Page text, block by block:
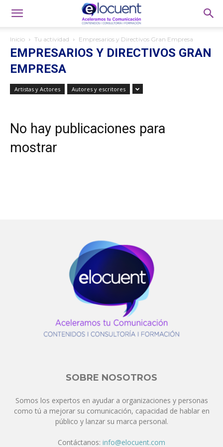
Inicio Tu actividad Empresarios y Directivos Gran Empresa
EMPRESARIOS Y DIRECTIVOS GRAN
EMPRESA
Artistas y Actores Autores y escritores
No hay publicaciones para
mostrar
SOBRE NOSOTROS
Somos los expertos en ayudar a organizaciones y personas
como tú a mejorar su comunicación, capacidad de hablar en
público y lanzar su marca personal.
Contáctanos: info@elocuent.com